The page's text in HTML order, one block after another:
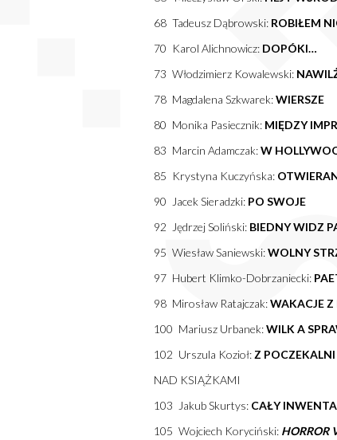
68 Tadeusz Dąbrowski: ROBIŁEM
70 Karol Alichnowicz: DOPÓKI…
73 Włodzimierz Kowalewski:
78 Magdalena Szkwarek:WIERSZE
80 Monika Pasiecznik: MIĘDZY
83 Marcin Adamczak:W
85 Krystyna Kuczyńska:
90 Jacek Sieradzki: PO SWOJE
92 Jędrzej Soliński: BIEDNY WIDZ
95 Wiesław Saniewski:WOLNY
97 Hubert Klimko-Dobrzaniecki:
98 Mirosław Ratajczak:WAKACJE Z
100 Mariusz Urbanek:WILK A
102 Urszula Kozioł: Z POCZEKALNI
NAD KSIĄŻKAMI
103 Jakub Skurtys: CAŁY
105 Wojciech Koryciński: HORROR